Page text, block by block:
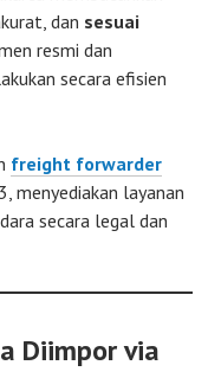
dan sesuai
resmi dan
secara efisien
freight forwarder
menyediakan layanan
secara legal dan
Diimpor via